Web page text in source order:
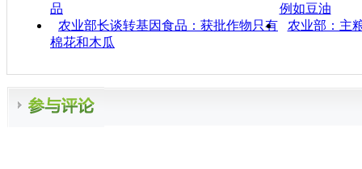
品
例如豆油
农业部长谈转基因食品：获批作物只有
棉花和木瓜
农业部：主